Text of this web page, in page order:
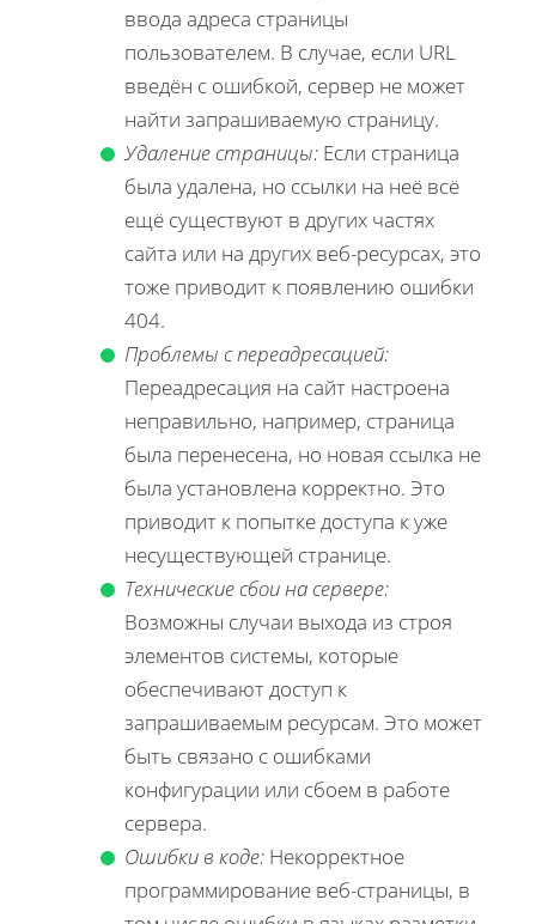
ввода адреса страницы
пользователем. В случае, если URL
введён с ошибкой, сервер не может
найти запрашиваемую страницу.
Удаление страницы: Если страница
была удалена, но ссылки на неё всё
ещё существуют в других частях
сайта или на других веб-ресурсах, это
тоже приводит к появлению ошибки
404.
Проблемы с переадресацией:
Переадресация на сайт настроена
неправильно, например, страница
была перенесена, но новая ссылка не
была установлена корректно. Это
приводит к попытке доступа к уже
несуществующей странице.
Технические сбои на сервере:
Возможны случаи выхода из строя
элементов системы, которые
обеспечивают доступ к
запрашиваемым ресурсам. Это может
быть связано с ошибками
конфигурации или сбоем в работе
сервера.
Ошибки в коде: Некорректное
программирование веб-страницы, в